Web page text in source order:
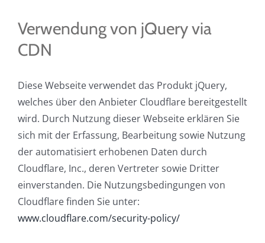
Verwendung von jQuery via
CDN
Diese Webseite verwendet das Produkt jQuery,
welches über den Anbieter Cloudflare bereitgestellt
wird. Durch Nutzung dieser Webseite erklären Sie
sich mit der Erfassung, Bearbeitung sowie Nutzung
der automatisiert erhobenen Daten durch
Cloudflare, Inc., deren Vertreter sowie Dritter
einverstanden. Die Nutzungsbedingungen von
Cloudflare finden Sie unter:
www.cloudflare.com/security-policy/